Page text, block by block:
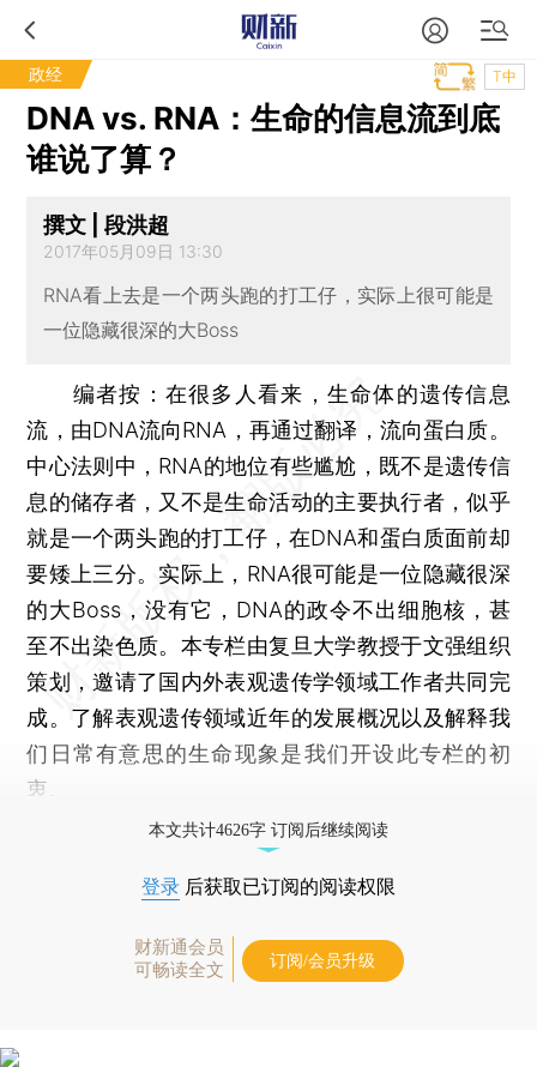
政经 T中
DNA vs. RNA：生命的信息流到底
谁说了算？
撰文 | 段洪超
2017年05月09日 13:30
RNA看上去是一个两头跑的打工仔，实际上很可能是
一位隐藏很深的大Boss
编者按： 在很多人看来，生命体的遗传信息
流，由DNA流向RNA，再通过翻译，流向蛋白质。
中心法则中，RNA的地位有些尴尬，既不是遗传信
息的储存者，又不是生命活动的主要执行者，似乎
就是一个两头跑的打工仔，在DNA和蛋白质面前却
要矮上三分。实际上，RNA很可能是一位隐藏很深
的大Boss，没有它，DNA的政令不出细胞核，甚
至不出染色质。本专栏由复旦大学教授于文强组织
策划，邀请了国内外表观遗传学领域工作者共同完
成。了解表观遗传领域近年的发展概况以及解释我
们日常有意思的生命现象是我们开设此专栏的初
衷。
本文共计4626字 订阅后继续阅读
登录 后获取已订阅的阅读权限
财新通会员
可畅读全文
订阅/会员升级